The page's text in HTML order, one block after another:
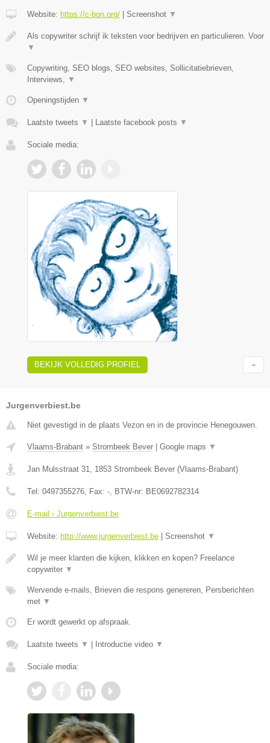
Website: https://c-bon.org/ Screenshot ▼
Als copywriter schrijf ik teksten voor bedrijven en particulieren. Voor
▼
Copywriting, SEO blogs, SEO websites, Sollicitatiebrieven,
Interviews, ▼
Openingstijden ▼
Laatste tweets ▼ Laatste facebook posts ▼
Sociale media:
BEKIJK VOLLEDIG PROFIEL
Jurgenverbiest.be
Niet gevestigd in de plaats Vezon en in de provincie Henegouwen.
Vlaams-Brabant » Strombeek Bever Google maps ▼
Jan Mulsstraat 31, 1853 Strombeek Bever (Vlaams-Brabant)
Tel: 0497355276, Fax: -, BTW-nr: BE0692782314
E-mail › Jurgenverbiest.be
Website: http://www.jurgenverbiest.be Screenshot ▼
Wil je meer klanten die kijken, klikken en kopen? Freelance
copywriter ▼
Wervende e-mails, Brieven die respons genereren, Persberichten
met ▼
Er wordt gewerkt op afspraak.
Laatste tweets ▼ Introductie video ▼
Sociale media: